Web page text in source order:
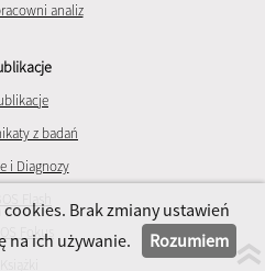
cookies. Brak zmiany ustawień
na ich używanie.
Rozumiem
analiz
z badań
i Diagnozy
Flash
Fokus